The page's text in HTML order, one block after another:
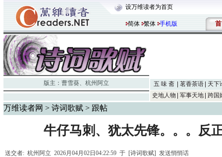
设万维读者为首页
简体 繁体 手机版 首
版主： 曹雪葵、 杭州阿立 五 味 斋 茗香茶语
天下
史地人物
军事天地 跨国
万维读者网 > 诗词歌赋 > 跟帖
牛仔马刺、犹太先锋。。。反
送交者: 杭州阿立 2026月04月02日04:22:59 于 [诗词歌赋] 发送悄悄话